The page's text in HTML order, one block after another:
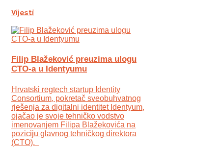
Vijesti
Filip Blažeković preuzima ulogu
CTO-a u Identyumu
Hrvatski regtech startup Identity
Consortium, pokretač sveobuhvatnog
rješenja za digitalni identitet Identyum,
ojаčao je svoje tehničko vodstvo
imenovanjem Filipa Blažekovića na
poziciju glavnog tehničkog direktora
(CTO).